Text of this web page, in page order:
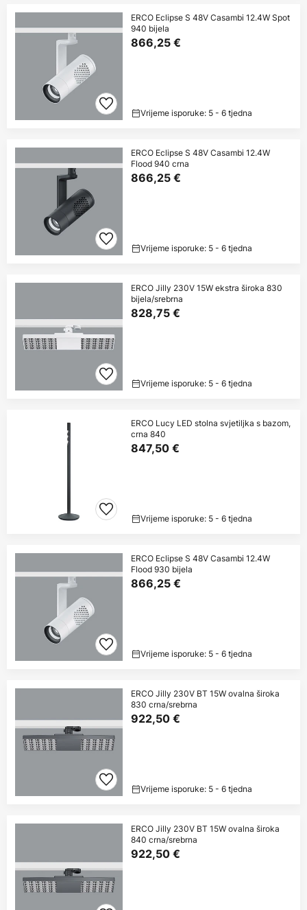
ERCO Eclipse S 48V Casambi 12.4W Spot
940 bijela
866,25 €
Vrijeme isporuke: 5 - 6 tjedna
ERCO Eclipse S 48V Casambi 12.4W
Flood 940 crna
866,25 €
Vrijeme isporuke: 5 - 6 tjedna
ERCO Jilly 230V 15W ekstra široka 830
bijela/srebrna
828,75 €
Vrijeme isporuke: 5 - 6 tjedna
ERCO Lucy LED stolna svjetiljka s bazom,
crna 840
847,50 €
Vrijeme isporuke: 5 - 6 tjedna
ERCO Eclipse S 48V Casambi 12.4W
Flood 930 bijela
866,25 €
Vrijeme isporuke: 5 - 6 tjedna
ERCO Jilly 230V BT 15W ovalna široka
830 crna/srebrna
922,50 €
Vrijeme isporuke: 5 - 6 tjedna
ERCO Jilly 230V BT 15W ovalna široka
840 crna/srebrna
922,50 €